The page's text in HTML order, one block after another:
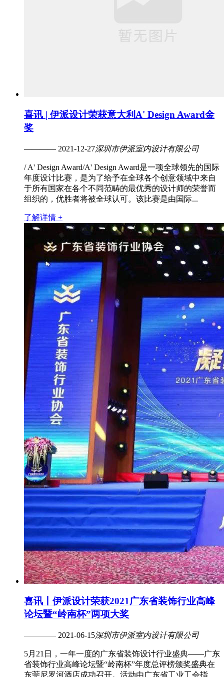
喜讯 | 伊派设计荣获意大利A' Design Award金
奖
———— 2021-12-27深圳市伊派室内设计有限公司
/ A' Design Award/A' Design Award是一项全球领先的国际
年度设计比赛，是为了给予在全球各个创意领域中来自
于所有国家在各个不同范畴的最优秀的设计师的荣誉而
组织的，优胜者将被全球认可。该比赛是由国际...
了解详情 +
喜讯丨伊派设计荣获2021广东省装饰行业高峰
论坛暨“岭南杯”两项大奖
———— 2021-06-15深圳市伊派室内设计有限公司
5月21日，一年一度的广东省装饰设计行业盛典——广东
省装饰行业高峰论坛暨“岭南杯”年度总评榜颁奖盛典在
东莞尼罗河酒店成功召开。活动由广东省工业工会指